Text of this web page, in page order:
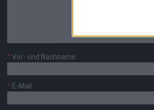
* Vor- und Nachname
* E-Mail